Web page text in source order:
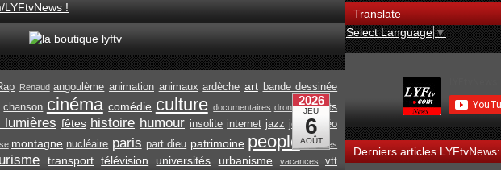
LYFtvNews !
Renaud angoulème animation animaux ardèche art bande dessinée
chanson cinéma comédie culture documentaires drone enfants
lumières fêtes histoire humour insolite internet jazz jeux vidéo
montagne nucléaire paris part dieu patrimoine people recettes
transport télévision universités urbanisme vacances vtt
Translate
Select Language▼
Derniers articles LYFtvNews: